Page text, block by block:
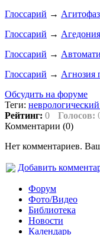
Глоссарий →
Глоссарий → Агедония
Глоссарий →
Глоссарий → Агнозия
Обсудить на форуме
Теги:
Рейтинг: 0 Голосов:
Комментарии (0)
Нет комментариев.
Добавить
Форум
Фото/Видео
Библиотека
Новости
Календарь